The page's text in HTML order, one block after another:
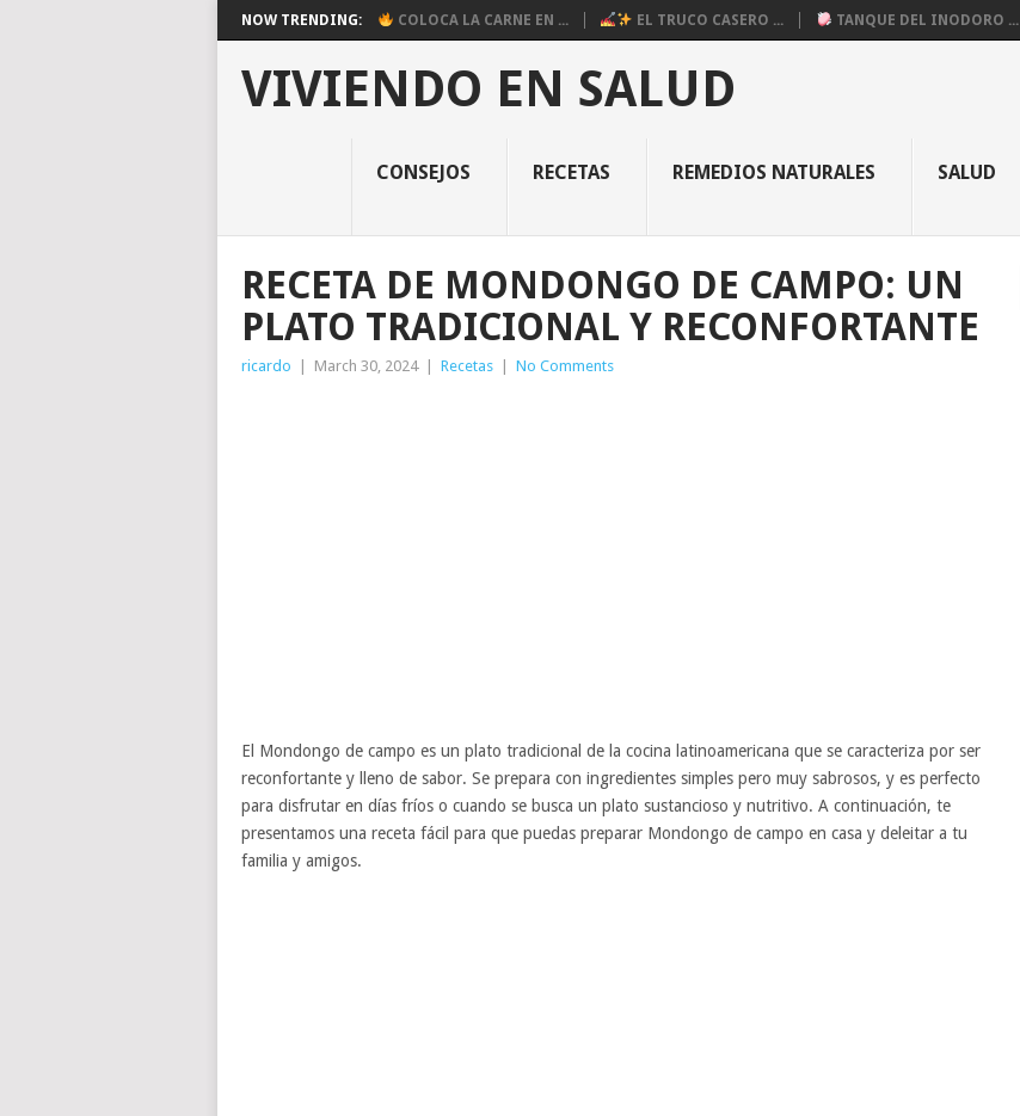
NOW TRENDING: COLOCA LA CARNE EN ... EL TRUCO CASERO ... TANQUE DEL INODORO ...
VIVIENDO EN SALUD
CONSEJOS RECETAS REMEDIOS NATURALES SALUD
RECETA DE MONDONGO DE CAMPO: UN
PLATO TRADICIONAL Y RECONFORTANTE
ricardo March 30, 2024 Recetas No Comments
El Mondongo de campo es un plato tradicional de la cocina latinoamericana que se caracteriza por ser
reconfortante y lleno de sabor. Se prepara con ingredientes simples pero muy sabrosos, y es perfecto
para disfrutar en días fríos o cuando se busca un plato sustancioso y nutritivo. A continuación, te
presentamos una receta fácil para que puedas preparar Mondongo de campo en casa y deleitar a tu
familia y amigos.